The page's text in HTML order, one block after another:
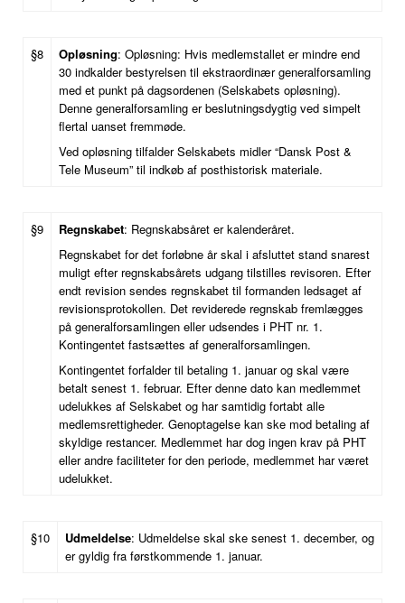
§8 Opløsning: Opløsning: Hvis medlemstallet er mindre end
30 indkalder bestyrelsen til ekstraordinær generalforsamling
med et punkt på dagsordenen (Selskabets opløsning).
Denne generalforsamling er beslutningsdygtig ved simpelt
flertal uanset fremmøde.
Ved opløsning tilfalder Selskabets midler “Dansk Post &
Tele Museum” til indkøb af posthistorisk materiale.
§9 Regnskabet: Regnskabsåret er kalenderåret.
Regnskabet for det forløbne år skal i afsluttet stand snarest
muligt efter regnskabsårets udgang tilstilles revisoren. Efter
endt revision sendes regnskabet til formanden ledsaget af
revisionsprotokollen. Det reviderede regnskab fremlægges
på generalforsamlingen eller udsendes i PHT nr. 1.
Kontingentet fastsættes af generalforsamlingen.
Kontingentet forfalder til betaling 1. januar og skal være
betalt senest 1. februar. Efter denne dato kan medlemmet
udelukkes af Selskabet og har samtidig fortabt alle
medlemsrettigheder. Genoptagelse kan ske mod betaling af
skyldige restancer. Medlemmet har dog ingen krav på PHT
eller andre faciliteter for den periode, medlemmet har været
udelukket.
§10 Udmeldelse: Udmeldelse skal ske senest 1. december, og
er gyldig fra førstkommende 1. januar.